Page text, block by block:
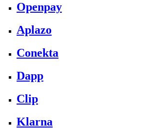
Openpay
Aplazo
Conekta
Dapp
Clip
Klarna